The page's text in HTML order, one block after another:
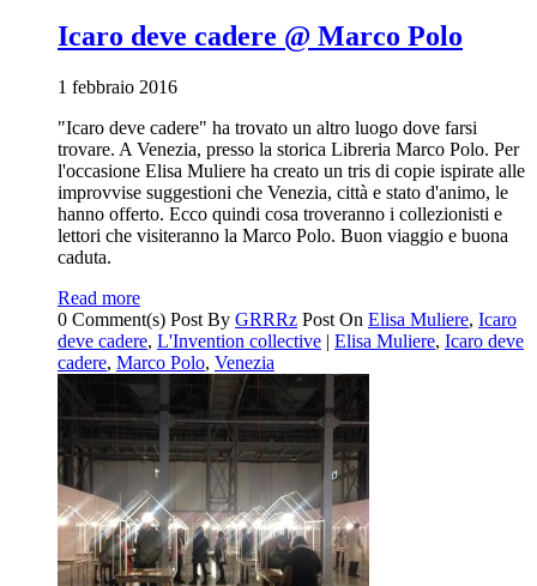
Icaro deve cadere @ Marco Polo
1 febbraio 2016
"Icaro deve cadere" ha trovato un altro luogo dove farsi
trovare. A Venezia, presso la storica Libreria Marco Polo. Per
l'occasione Elisa Muliere ha creato un tris di copie ispirate alle
improvvise suggestioni che Venezia, città e stato d'animo, le
hanno offerto. Ecco quindi cosa troveranno i collezionisti e
lettori che visiteranno la Marco Polo. Buon viaggio e buona
caduta.
Read more
0 Comment(s) Post By GRRRz Post On Elisa Muliere, Icaro
deve cadere, L'Invention collective | Elisa Muliere, Icaro deve
cadere, Marco Polo, Venezia